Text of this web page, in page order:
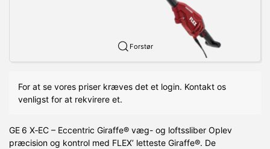
Forstør
For at se vores priser kræves det et login. Kontakt os
venligst for at rekvirere et.
GE 6 X‑EC – Eccentric Giraffe® væg- og loftssliber Oplev
præcision og kontrol med FLEX’ letteste Giraffe®. De